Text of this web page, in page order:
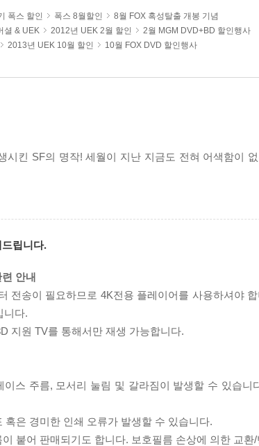
폭스 할인 폭스 8월할인
8월 FOX 혹성탈출 개봉 기념
셜 & UEK 2012년 UEK 2월 할인
2월 MGM DVD+BD 할인행사
2013년 UEK 10월 할인 10월 FOX DVD 할인행사
시킨 SF의 명작! 세월이 지난 지금도 전혀 어색함이
립니다.
안내
전송이 필요하므로 4K전용 플레이어를 사용하셔야
니다.
지원 TV를 통해서만 재생 가능합니다.
스 주름, 모서리 눌림 및 갈라짐이 발생할 수 있습
은 경미한 인쇄 오류가 발생할 수 있습니다.
붙어 판매되기도 합니다. 보호필름 손상에 의한 교환